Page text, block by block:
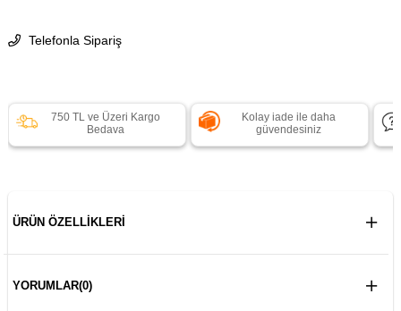
Telefonla Sipariş
750 TL ve Üzeri Kargo
Bedava
Kolay iade ile daha
güvendesiniz
ÜRÜN ÖZELLIKLERI
YORUMLAR(0)